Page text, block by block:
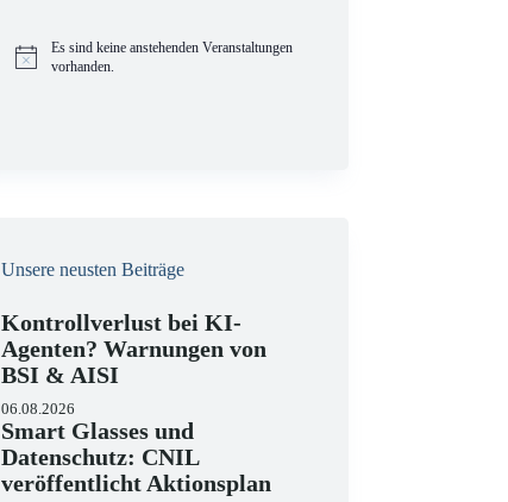
H
Es sind keine anstehenden Veranstaltungen
vorhanden.
Unsere neusten Beiträge
Kontrollverlust bei KI-
Agenten? Warnungen von
BSI & AISI
06.08.2026
Smart Glasses und
Datenschutz: CNIL
veröffentlicht Aktionsplan